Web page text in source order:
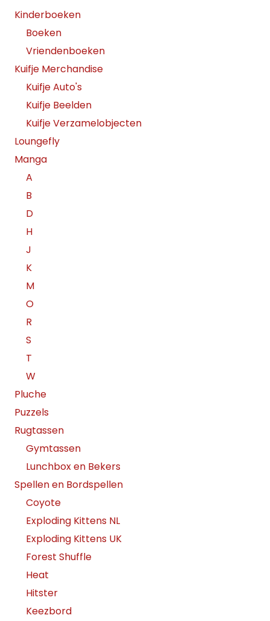
Kinderboeken
Boeken
Vriendenboeken
Kuifje Merchandise
Kuifje Auto's
Kuifje Beelden
Kuifje Verzamelobjecten
Loungefly
Manga
A
B
D
H
J
K
M
O
R
S
T
W
Pluche
Puzzels
Rugtassen
Gymtassen
Lunchbox en Bekers
Spellen en Bordspellen
Coyote
Exploding Kittens NL
Exploding Kittens UK
Forest Shuffle
Heat
Hitster
Keezbord